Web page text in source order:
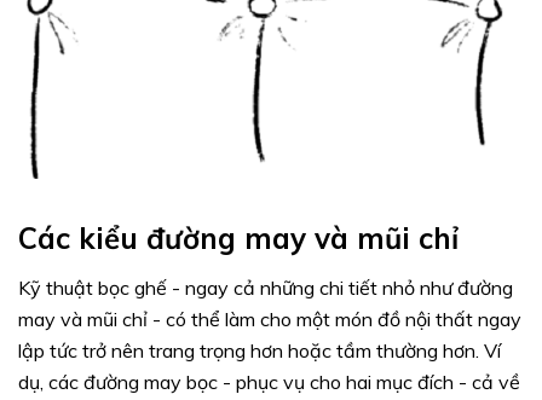
Các kiểu đường may và mũi chỉ
Kỹ thuật bọc ghế - ngay cả những chi tiết nhỏ như đường
may và mũi chỉ - có thể làm cho một món đồ nội thất ngay
lập tức trở nên trang trọng hơn hoặc tầm thường hơn. Ví
dụ, các đường may bọc - phục vụ cho hai mục đích - cả về